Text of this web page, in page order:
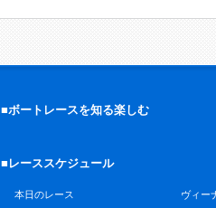
■ボートレースを知る楽しむ
■レーススケジュール
本日のレース ヴィー